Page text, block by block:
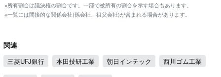
※所有割合は議決権の割合です。一部で被所有の割合を示す場合もあります。
※一覧には間接的な関係会社(孫会社、祖父会社)が含まれる場合があります。
関連
三菱UFJ銀行 本田技研工業 朝日インテック 西川ゴム工業